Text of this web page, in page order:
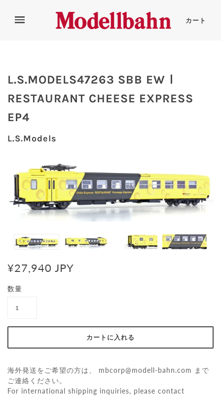
カート
L.S.MODELS47263 SBB EWⅠ
RESTAURANT CHEESE EXPRESS
EP4
L.S.Models
¥27,940 JPY
数量
海外発送をご希望の方は、 mbcorp@modell-bahn.com まで
ご連絡ください。
For international shipping inquiries, please contact